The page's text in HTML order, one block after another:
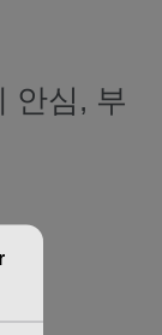
안심, 부